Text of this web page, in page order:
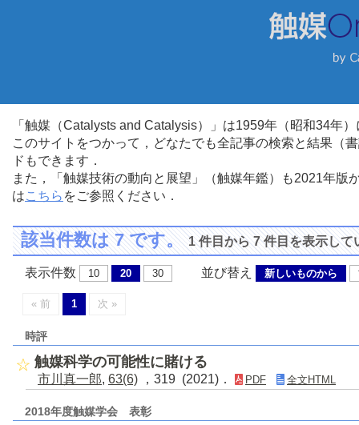
「触媒（Catalysts and Catalysis）」は1959年（昭和34年
このサイトをつかって，どなたでも全記事の検索と結果（
ドもできます．
また，「触媒技術の動向と展望」（触媒年鑑）も2021年
はこちら をご参照ください．
該当件数は 7 です。1 件目から 7 件目を表示して
表示件数 10 20 30 並び替え 新しいものから
« 前 1 次 »
時評
触媒科学の可能性に賭ける
市川真一郎, 63(6) ，319 (2021)． PDF 全文HTML
2018年度触媒学会 表彰